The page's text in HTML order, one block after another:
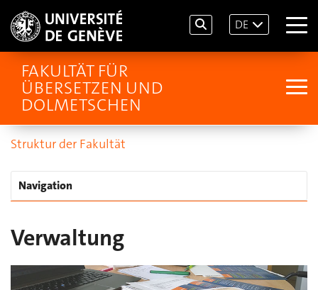
DE
FAKULTÄT FÜR
ÜBERSETZEN UND
DOLMETSCHEN
Struktur der Fakultät
Navigation
Verwaltung